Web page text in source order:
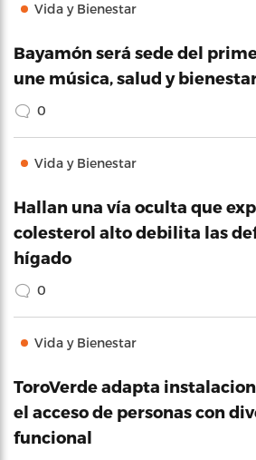
Vida y Bienestar
Bayamón será sede del
une música, salud y
0
Vida y Bienestar
Hallan una vía oculta que
colesterol alto debilita las
hígado
0
Vida y Bienestar
ToroVerde adapta
el acceso de personas con
funcional